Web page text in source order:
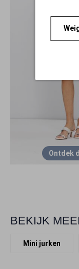
Ontdek
BEKIJK
Mini jurken